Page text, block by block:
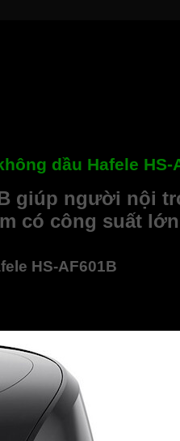
dầu Hafele HS-
giúp người nội
có công suất
HS-AF601B
trông rất mềm mại lại chắc
bạn.